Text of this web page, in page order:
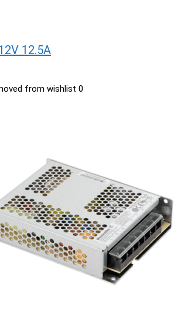
12.5A
from wishlist 0